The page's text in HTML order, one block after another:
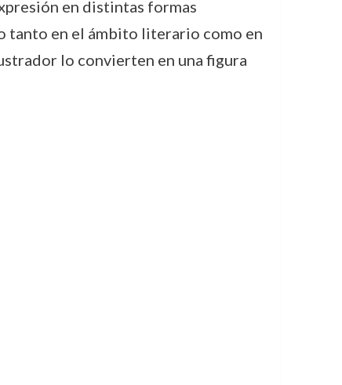
en distintas formas
tanto en el ámbito literario como en
lo convierten en una figura